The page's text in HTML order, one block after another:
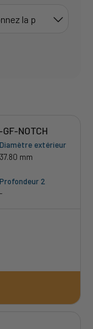
NOTCH
Diamètre extérieur
37.80 mm
Profondeur 2
-